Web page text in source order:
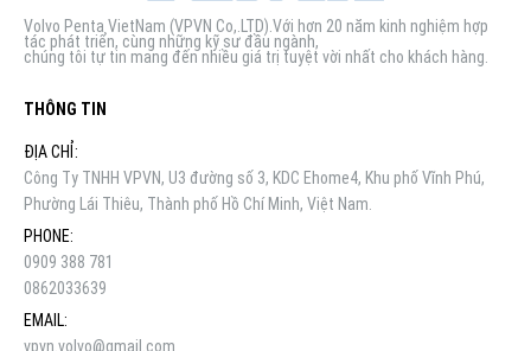
Volvo Penta VietNam (VPVN Co,.LTD).Với hơn 20 năm kinh nghiệm hợp
tác phát triển, cùng những kỹ sư đầu ngành,
chúng tôi tự tin mang đến nhiều giá trị tuyệt vời nhất cho khách hàng.
THÔNG TIN
ĐỊA CHỈ:
Công Ty TNHH VPVN, U3 đường số 3, KDC Ehome4, Khu phố Vĩnh Phú,
Phường Lái Thiêu, Thành phố Hồ Chí Minh, Việt Nam.
PHONE:
0909 388 781
0862033639
EMAIL:
vpvn.volvo@gmail.com